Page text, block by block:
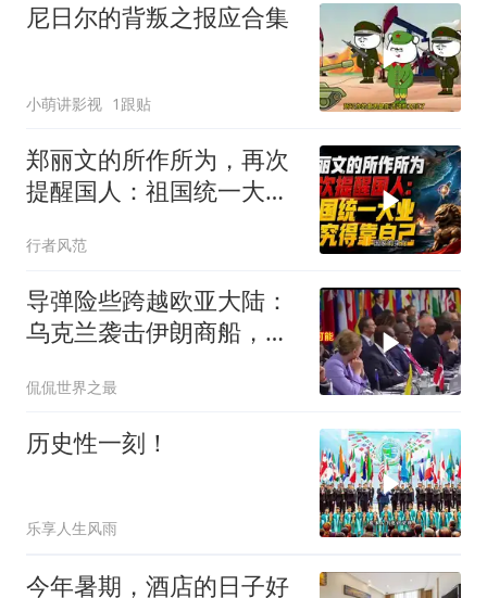
尼日尔的背叛之报应合集
小萌讲影视 1跟贴
郑丽文的所作所为，再次
提醒国人：祖国统一大
行者风范
导弹险些跨越欧亚大陆：
乌克兰袭击伊朗商船，差
雷”
侃侃世界之最
历史性一刻！
乐享人生风雨
今年暑期，酒店的日子好